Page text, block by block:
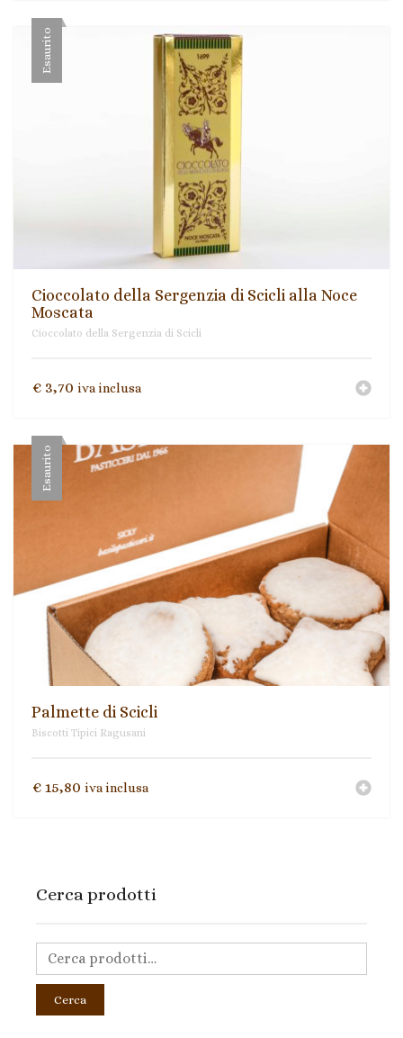
Esaurito
Cioccolato della Sergenzia di Scicli alla Noce
Moscata
Cioccolato della Sergenzia di Scicli
€ 3,70 iva inclusa
Esaurito
Palmette di Scicli
Biscotti Tipici Ragusani
€ 15,80 iva inclusa
Cerca prodotti
Cerca